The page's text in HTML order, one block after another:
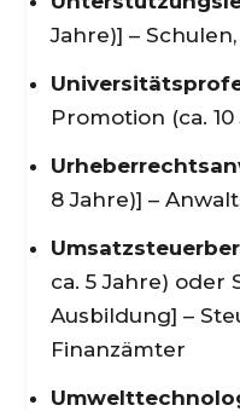
Jahre)] –
Promotion (ca.
8 Jahre)] –
ca. 5 Jahre) oder
Ausbildung] –
Finanzämter